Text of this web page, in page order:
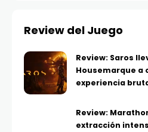
Review del Juego
Review: Saros
Housemarque a
experiencia
Review:
extracción